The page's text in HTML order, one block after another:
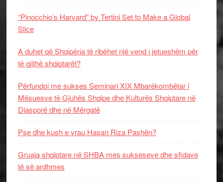
“Pinocchio’s Harvard” by Tertini Set to Make a Global
Slice
A duhet që Shqipëria të ribëhet një vend i jetueshëm për
të gjithë shqiptarët?
Përfundoi me sukses Seminari XIX Mbarëkombëtar i
Mësuesve të Gjuhës Shqipe dhe Kulturës Shqiptare në
Diasporë dhe në Mërgatë
Pse dhe kush e vrau Hasan Riza Pashën?
Gruaja shqiptare në SHBA mes sukseseve dhe sfidave
të së ardhmes